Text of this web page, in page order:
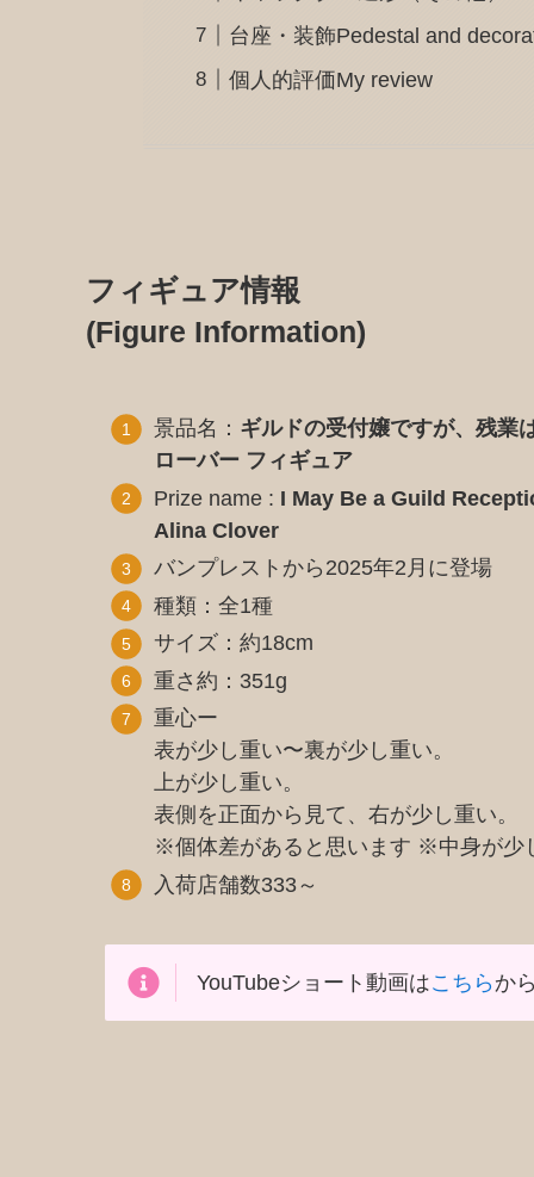
台座・装飾Pedestal and
個人的評価My review
フィギュア情報
(Figure Information)
景品名： ギルドの受付嬢ですが、残業
ローバー フィギュア
Prize name : I May Be a Guild
Alina Clover
バンプレストから2025年2月に登場
種類：全1種
サイズ：約18cm
重さ約：351g
重心ー
表が少し重い〜裏が少し重い。
上が少し重い。
表側を正面から見て、右が少し重い。
※個体差があると思います ※中身が少
入荷店舗数333～
YouTubeショート動画はこちら か